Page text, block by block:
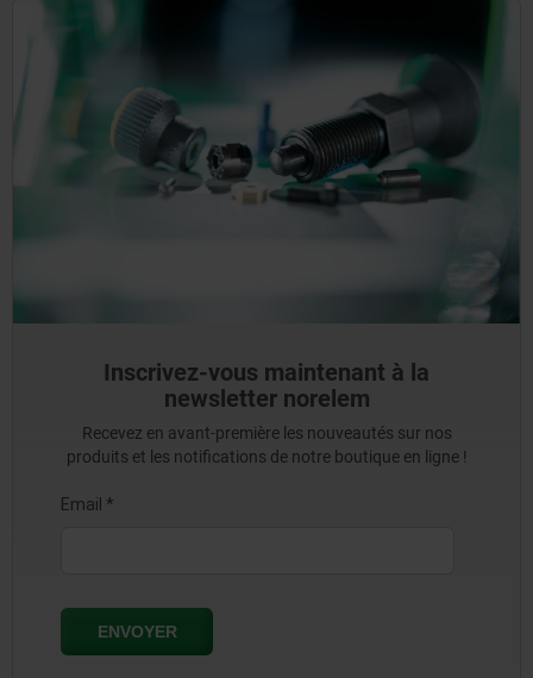
Inscrivez-vous maintenant à la
newsletter norelem
Recevez en avant-première les nouveautés sur nos
produits et les notifications de notre boutique en ligne !